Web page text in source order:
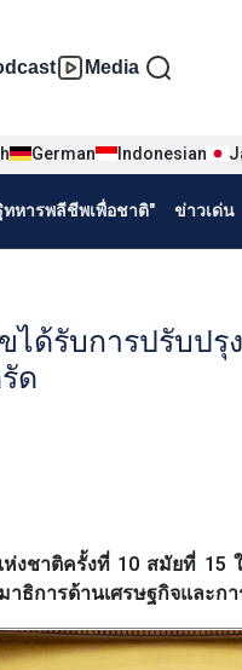
tiện tiếng
Media
German Indonesian
หารพลีชีพเพื่อชาติ" ข่าวเด่น
ได้รับการปรับป
ด
ห่งชาติครั้งที่ 10 สมัยที่
ธิการด้านเศรษฐกิจและก